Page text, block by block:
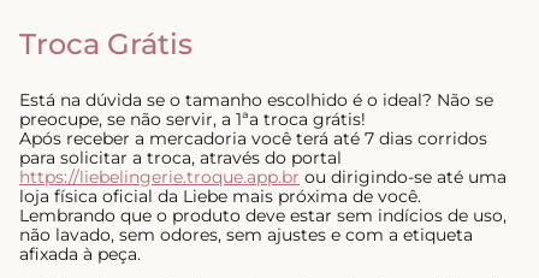
Troca Grátis
Está na dúvida se o tamanho escolhido é o ideal? Não se
preocupe, se não servir, a 1ªa troca grátis!
Após receber a mercadoria você terá até 7 dias corridos
para solicitar a troca, através do portal
https://liebelingerie.troque.app.br ou dirigindo-se até uma
loja física oficial da Liebe mais próxima de você.
Lembrando que o produto deve estar sem indícios de uso,
não lavado, sem odores, sem ajustes e com a etiqueta
afixada à peça.